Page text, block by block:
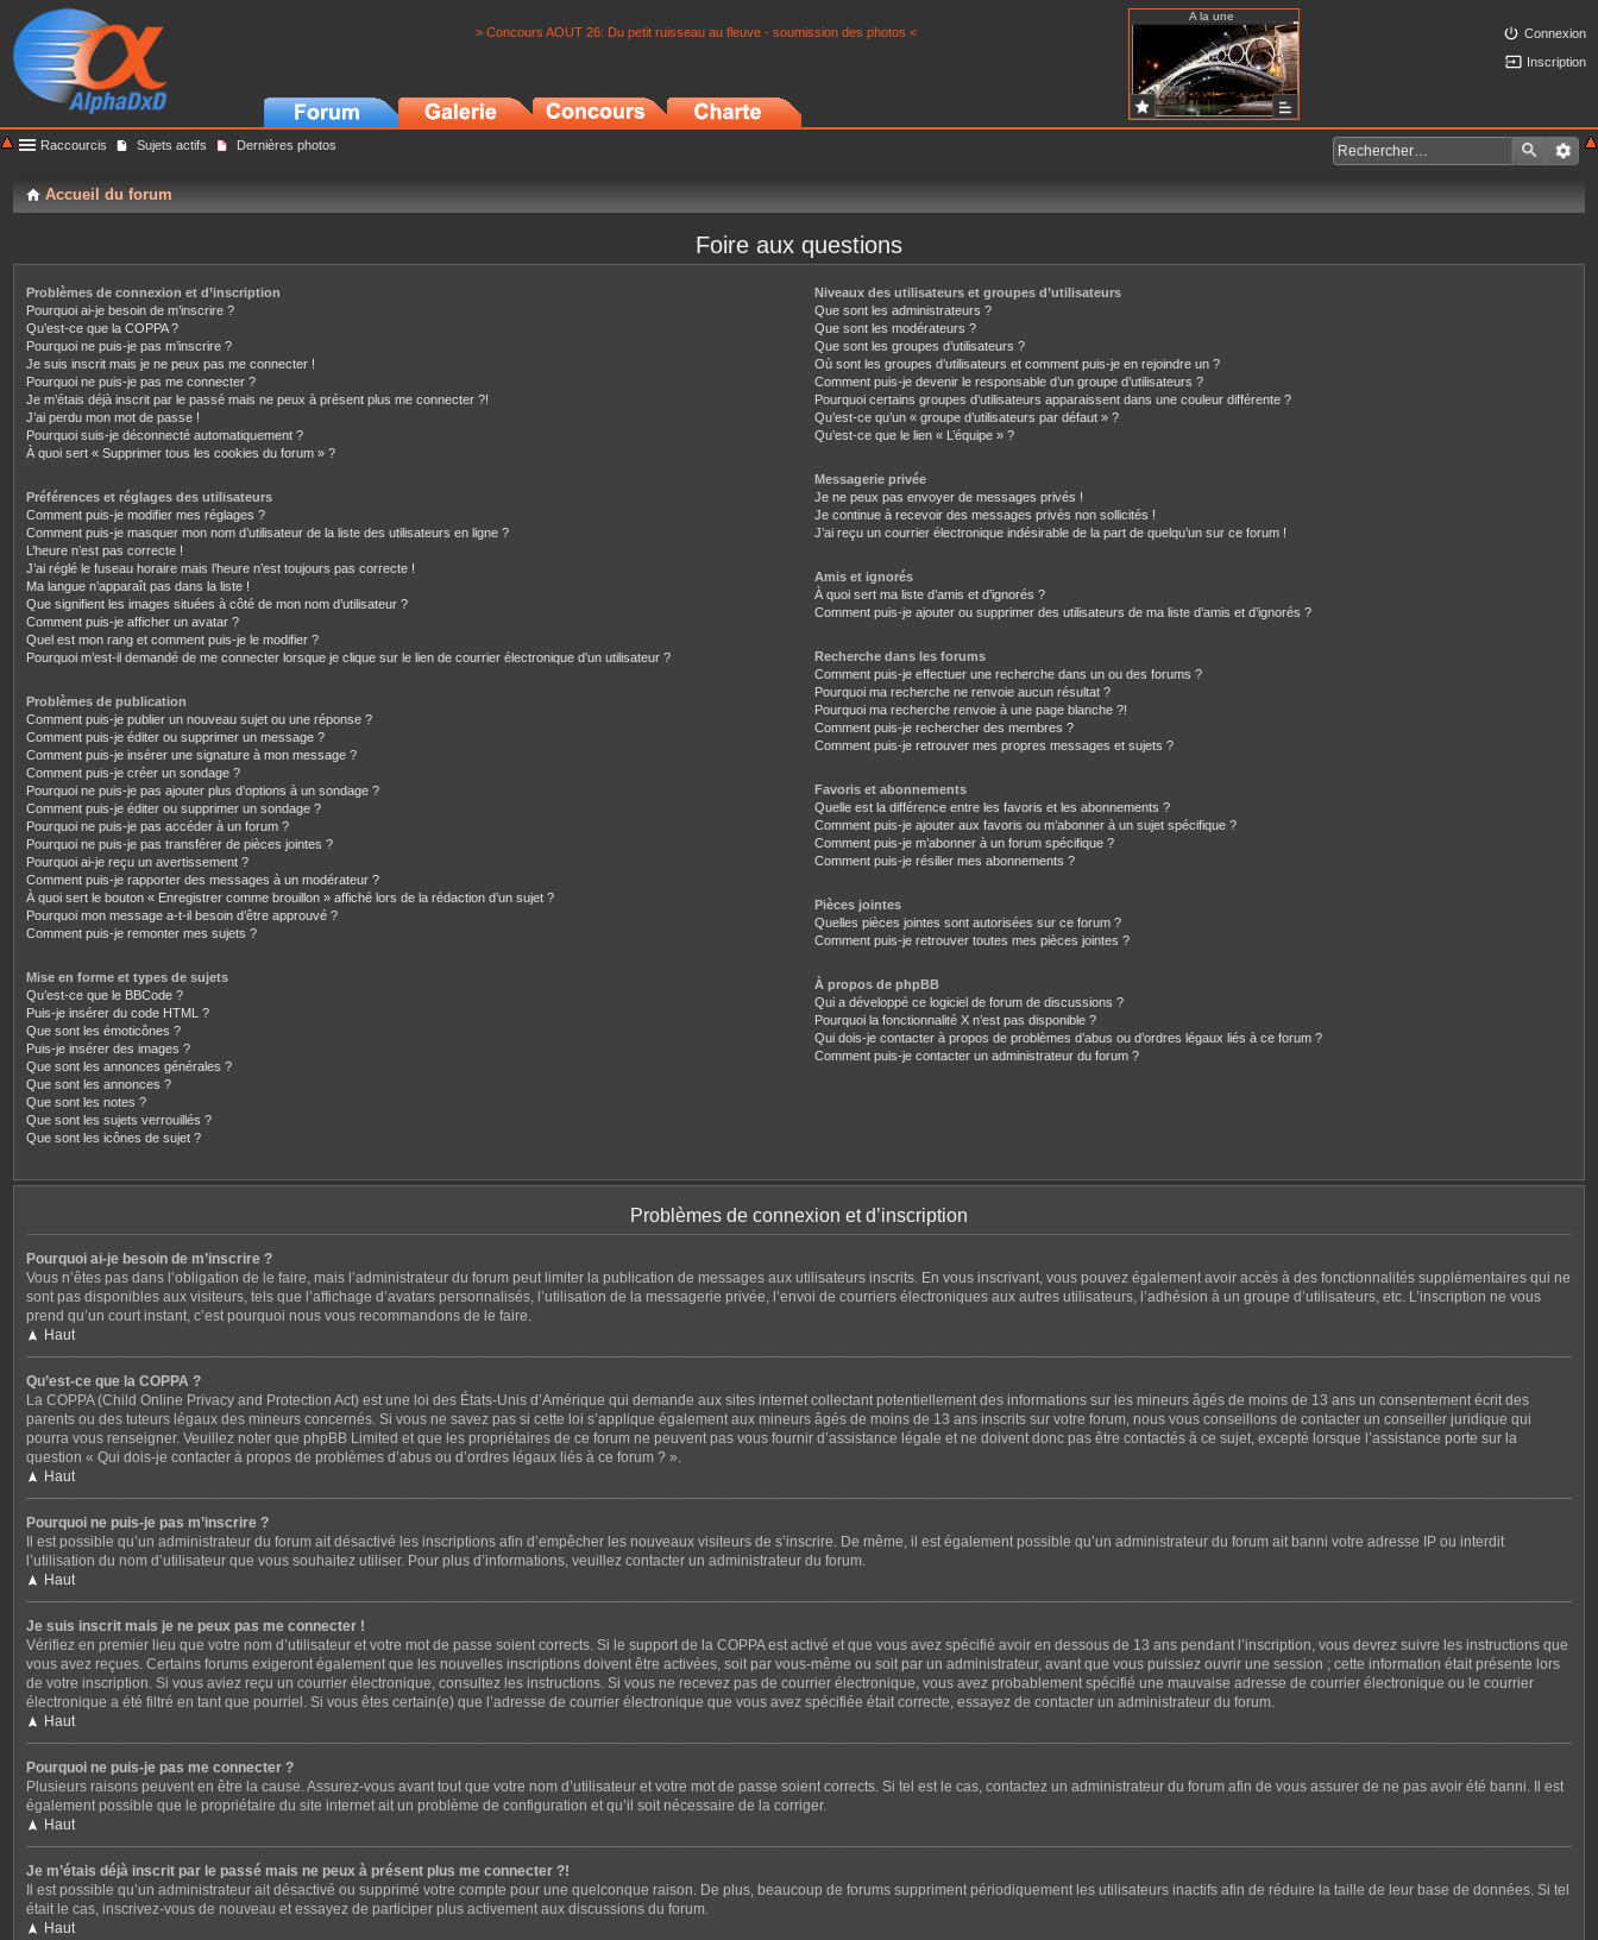
> Concours AOUT 26: Du petit ruisseau au fleuve - soumission des photos <
A la une
Connexion
Inscription
Raccourcis Sujets actifs Dernières photos
Accueil du forum
Foire aux questions
Problèmes de connexion et d’inscription
Pourquoi ai-je besoin de m’inscrire ?
Qu’est-ce que la COPPA ?
Pourquoi ne puis-je pas m’inscrire ?
Je suis inscrit mais je ne peux pas me connecter !
Pourquoi ne puis-je pas me connecter ?
Je m’étais déjà inscrit par le passé mais ne peux à présent plus me connecter ?!
J’ai perdu mon mot de passe !
Pourquoi suis-je déconnecté automatiquement ?
À quoi sert « Supprimer tous les cookies du forum » ?
Préférences et réglages des utilisateurs
Comment puis-je modifier mes réglages ?
Comment puis-je masquer mon nom d’utilisateur de la liste des utilisateurs en ligne ?
L’heure n’est pas correcte !
J’ai réglé le fuseau horaire mais l’heure n’est toujours pas correcte !
Ma langue n’apparaît pas dans la liste !
Que signifient les images situées à côté de mon nom d’utilisateur ?
Comment puis-je afficher un avatar ?
Quel est mon rang et comment puis-je le modifier ?
Pourquoi m’est-il demandé de me connecter lorsque je clique sur le lien de courrier électronique d’un utilisateur ?
Problèmes de publication
Comment puis-je publier un nouveau sujet ou une réponse ?
Comment puis-je éditer ou supprimer un message ?
Comment puis-je insérer une signature à mon message ?
Comment puis-je créer un sondage ?
Pourquoi ne puis-je pas ajouter plus d’options à un sondage ?
Comment puis-je éditer ou supprimer un sondage ?
Pourquoi ne puis-je pas accéder à un forum ?
Pourquoi ne puis-je pas transférer de pièces jointes ?
Pourquoi ai-je reçu un avertissement ?
Comment puis-je rapporter des messages à un modérateur ?
À quoi sert le bouton « Enregistrer comme brouillon » affiché lors de la rédaction d’un sujet ?
Pourquoi mon message a-t-il besoin d’être approuvé ?
Comment puis-je remonter mes sujets ?
Mise en forme et types de sujets
Qu’est-ce que le BBCode ?
Puis-je insérer du code HTML ?
Que sont les émoticônes ?
Puis-je insérer des images ?
Que sont les annonces générales ?
Que sont les annonces ?
Que sont les notes ?
Que sont les sujets verrouillés ?
Que sont les icônes de sujet ?
Niveaux des utilisateurs et groupes d’utilisateurs
Que sont les administrateurs ?
Que sont les modérateurs ?
Que sont les groupes d’utilisateurs ?
Où sont les groupes d’utilisateurs et comment puis-je en rejoindre un ?
Comment puis-je devenir le responsable d’un groupe d’utilisateurs ?
Pourquoi certains groupes d’utilisateurs apparaissent dans une couleur différente ?
Qu’est-ce qu’un « groupe d’utilisateurs par défaut » ?
Qu’est-ce que le lien « L’équipe » ?
Messagerie privée
Je ne peux pas envoyer de messages privés !
Je continue à recevoir des messages privés non sollicités !
J’ai reçu un courrier électronique indésirable de la part de quelqu’un sur ce forum !
Amis et ignorés
À quoi sert ma liste d’amis et d’ignorés ?
Comment puis-je ajouter ou supprimer des utilisateurs de ma liste d’amis et d’ignorés ?
Recherche dans les forums
Comment puis-je effectuer une recherche dans un ou des forums ?
Pourquoi ma recherche ne renvoie aucun résultat ?
Pourquoi ma recherche renvoie à une page blanche ?!
Comment puis-je rechercher des membres ?
Comment puis-je retrouver mes propres messages et sujets ?
Favoris et abonnements
Quelle est la différence entre les favoris et les abonnements ?
Comment puis-je ajouter aux favoris ou m’abonner à un sujet spécifique ?
Comment puis-je m’abonner à un forum spécifique ?
Comment puis-je résilier mes abonnements ?
Pièces jointes
Quelles pièces jointes sont autorisées sur ce forum ?
Comment puis-je retrouver toutes mes pièces jointes ?
À propos de phpBB
Qui a développé ce logiciel de forum de discussions ?
Pourquoi la fonctionnalité X n’est pas disponible ?
Qui dois-je contacter à propos de problèmes d’abus ou d’ordres légaux liés à ce forum ?
Comment puis-je contacter un administrateur du forum ?
Problèmes de connexion et d’inscription
Pourquoi ai-je besoin de m’inscrire ?
Vous n’êtes pas dans l’obligation de le faire, mais l’administrateur du forum peut limiter la publication de messages aux utilisateurs inscrits. En vous inscrivant, vous pouvez également avoir accès à des fonctionnalités supplémentaires qui ne
sont pas disponibles aux visiteurs, tels que l’affichage d’avatars personnalisés, l’utilisation de la messagerie privée, l’envoi de courriers électroniques aux autres utilisateurs, l’adhésion à un groupe d’utilisateurs, etc. L’inscription ne vous
prend qu’un court instant, c’est pourquoi nous vous recommandons de le faire.
Haut
Qu’est-ce que la COPPA ?
La COPPA (Child Online Privacy and Protection Act) est une loi des États-Unis d’Amérique qui demande aux sites internet collectant potentiellement des informations sur les mineurs âgés de moins de 13 ans un consentement écrit des
parents ou des tuteurs légaux des mineurs concernés. Si vous ne savez pas si cette loi s’applique également aux mineurs âgés de moins de 13 ans inscrits sur votre forum, nous vous conseillons de contacter un conseiller juridique qui
pourra vous renseigner. Veuillez noter que phpBB Limited et que les propriétaires de ce forum ne peuvent pas vous fournir d’assistance légale et ne doivent donc pas être contactés à ce sujet, excepté lorsque l’assistance porte sur la
question « Qui dois-je contacter à propos de problèmes d’abus ou d’ordres légaux liés à ce forum ? ».
Haut
Pourquoi ne puis-je pas m’inscrire ?
Il est possible qu’un administrateur du forum ait désactivé les inscriptions afin d’empêcher les nouveaux visiteurs de s’inscrire. De même, il est également possible qu’un administrateur du forum ait banni votre adresse IP ou interdit
l’utilisation du nom d’utilisateur que vous souhaitez utiliser. Pour plus d’informations, veuillez contacter un administrateur du forum.
Haut
Je suis inscrit mais je ne peux pas me connecter !
Vérifiez en premier lieu que votre nom d’utilisateur et votre mot de passe soient corrects. Si le support de la COPPA est activé et que vous avez spécifié avoir en dessous de 13 ans pendant l’inscription, vous devrez suivre les instructions que
vous avez reçues. Certains forums exigeront également que les nouvelles inscriptions doivent être activées, soit par vous-même ou soit par un administrateur, avant que vous puissiez ouvrir une session ; cette information était présente lors
de votre inscription. Si vous aviez reçu un courrier électronique, consultez les instructions. Si vous ne recevez pas de courrier électronique, vous avez probablement spécifié une mauvaise adresse de courrier électronique ou le courrier
électronique a été filtré en tant que pourriel. Si vous êtes certain(e) que l’adresse de courrier électronique que vous avez spécifiée était correcte, essayez de contacter un administrateur du forum.
Haut
Pourquoi ne puis-je pas me connecter ?
Plusieurs raisons peuvent en être la cause. Assurez-vous avant tout que votre nom d’utilisateur et votre mot de passe soient corrects. Si tel est le cas, contactez un administrateur du forum afin de vous assurer de ne pas avoir été banni. Il est
également possible que le propriétaire du site internet ait un problème de configuration et qu’il soit nécessaire de la corriger.
Haut
Je m’étais déjà inscrit par le passé mais ne peux à présent plus me connecter ?!
Il est possible qu’un administrateur ait désactivé ou supprimé votre compte pour une quelconque raison. De plus, beaucoup de forums suppriment périodiquement les utilisateurs inactifs afin de réduire la taille de leur base de données. Si tel
était le cas, inscrivez-vous de nouveau et essayez de participer plus activement aux discussions du forum.
Haut